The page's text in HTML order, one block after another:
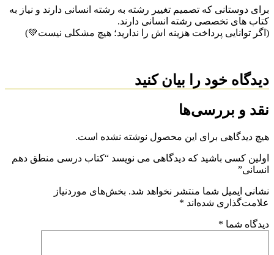
برای دوستانی که تصمیم تغییر رشته به رشته انسانی دارند و نیاز به
کتاب های تخصصی رشته انسانی دارند.
(اگر توانایی پرداخت هزینه اش را ندارید؛ هیچ مشکلی نیست💚)
دیدگاه خود را بیان کنید
نقد و بررسی‌ها
هیچ دیدگاهی برای این محصول نوشته نشده است.
اولین کسی باشید که دیدگاهی می نویسد “کتاب درسی منطق دهم
انسانی”
نشانی ایمیل شما منتشر نخواهد شد.بخش‌های موردنیاز
علامت‌گذاری شده‌اند *
دیدگاه شما *